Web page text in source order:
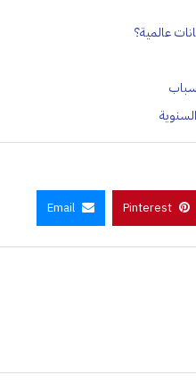
عالمية؟
Pinterest
Email